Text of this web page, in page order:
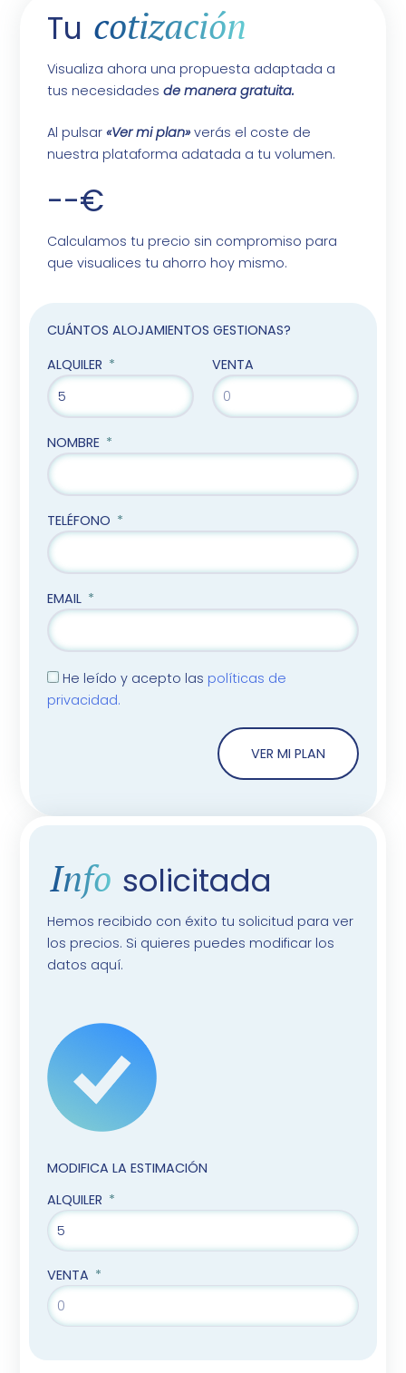
Tu cotización
Visualiza ahora una propuesta adaptada a
tus necesidades de manera gratuita.
Al pulsar«Ver mi plan»verás el coste de
nuestra plataforma adatada a tu volumen.
--€
Calculamos tu precio sin compromiso para
que visualices tu ahorro hoy mismo.
CUÁNTOS ALOJAMIENTOS GESTIONAS?
ALQUILER
VENTA
NOMBRE
TELÉFONO
EMAIL
He leído y acepto las políticas de
privacidad.
VER MI PLAN
Info solicitada
Hemos recibido con éxito tu solicitud para ver
los precios. Si quieres puedes modificar los
datos aquí.
MODIFICA LA ESTIMACIÓN
ALQUILER
VENTA